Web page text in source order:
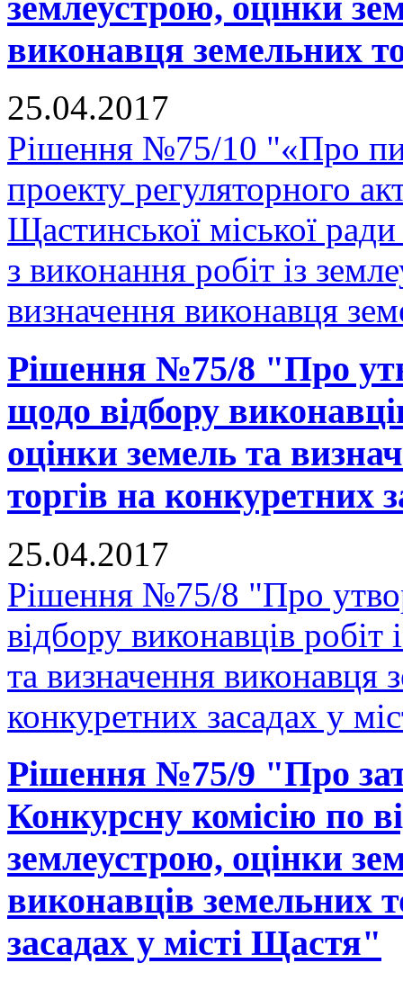
виконавця земельних
25.04.2017
Рішення №75/10 "«Про
проекту регуляторного
Щастинської міської
з виконання робіт із
визначення виконавця
Рішення №75/8 "Про
щодо відбору
оцінки земель та
торгів на конкуретних
25.04.2017
Рішення №75/8 "Про
відбору виконавців
та визначення виконавця
конкуретних засадах у
Рішення №75/9 "Про
Конкурсну комісію по
землеустрою, оцінки
виконавців земельних
засадах у місті Щастя"